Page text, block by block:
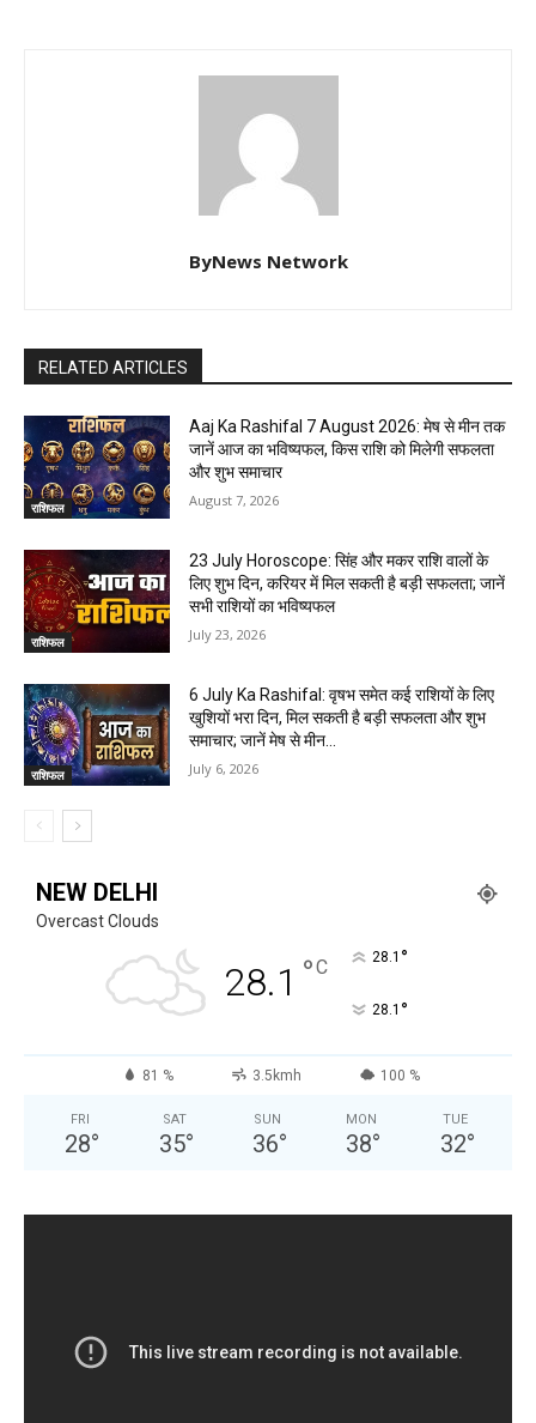
ByNews Network
RELATED ARTICLES
राशिफल
Aaj Ka Rashifal 7 August 2026: मेष से मीन तक
जानें आज का भविष्यफल, किस राशि को मिलेगी सफलता
और शुभ समाचार
August 7, 2026
राशिफल
23 July Horoscope: सिंह और मकर राशि वालों के
लिए शुभ दिन, करियर में मिल सकती है बड़ी सफलता; जानें
सभी राशियों का भविष्यफल
July 23, 2026
राशिफल
6 July Ka Rashifal: वृषभ समेत कई राशियों के लिए
खुशियों भरा दिन, मिल सकती है बड़ी सफलता और शुभ
समाचार; जानें मेष से मीन...
July 6, 2026
NEW DELHI
Overcast Clouds
28.1 °C 28.1 °
28.1 °
81 % 3.5kmh 100 %
FRI
28°
SAT
35°
SUN
36°
MON
38°
TUE
32°